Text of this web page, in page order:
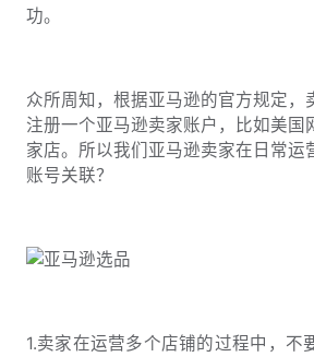
功。
众所周知，根据亚马逊的官方规定，
注册一个亚马逊卖家账户，比如美国
家店。所以我们亚马逊卖家在日常运
账号关联？
1.卖家在运营多个店铺的过程中，不